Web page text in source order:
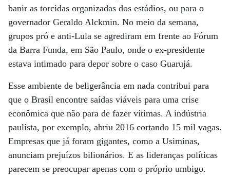
banir as torcidas organizadas dos estádios, ou para o
governador Geraldo Alckmin. No meio da semana,
grupos pró e anti-Lula se agrediram em frente ao Fórum
da Barra Funda, em São Paulo, onde o ex-presidente
estava intimado para depor sobre o caso Guarujá.
Esse ambiente de beligerância em nada contribui para
que o Brasil encontre saídas viáveis para uma crise
econômica que não para de fazer vítimas. A indústria
paulista, por exemplo, abriu 2016 cortando 15 mil vagas.
Empresas que já foram gigantes, como a Usiminas,
anunciam prejuízos bilionários. E as lideranças políticas
parecem se preocupar apenas com o próprio umbigo.